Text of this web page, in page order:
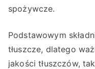
spożywcze.
Podstawowym
tłuszcze, dlatego
jakości tłuszczów,